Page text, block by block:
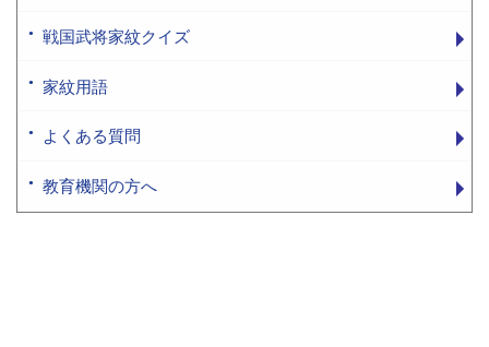
戦国武将家紋クイズ
家紋用語
よくある質問
教育機関の方へ